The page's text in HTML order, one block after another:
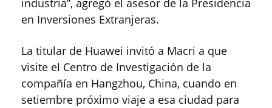
industria”, agregó el asesor de la Presidencia
en Inversiones Extranjeras.
La titular de Huawei invitó a Macri a que
visite el Centro de Investigación de la
compañía en Hangzhou, China, cuando en
setiembre próximo viaje a esa ciudad para